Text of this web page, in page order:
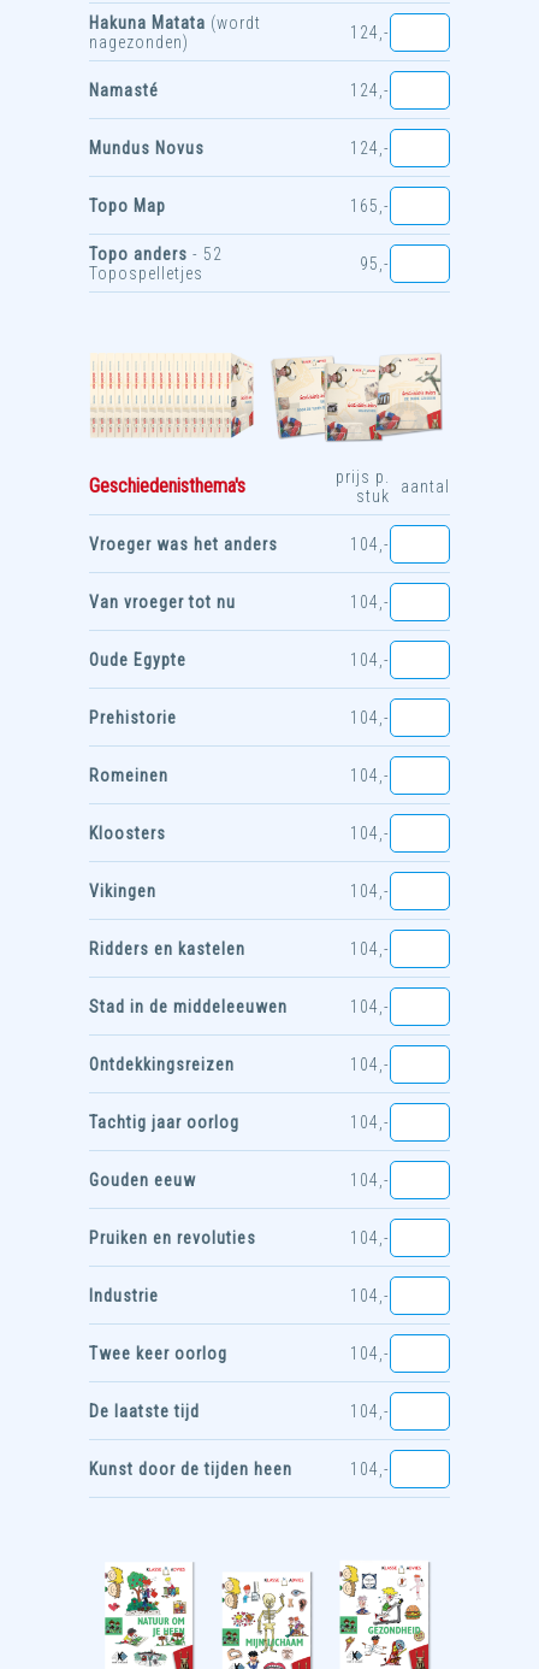
Hakuna Matata (wordt
nagezonden)
124,-
Namasté 124,-
Mundus Novus 124,-
Topo Map 165,-
Topo anders - 52
Topospelletjes
95,-
Geschiedenisthema's
prijs p.
stuk
aantal
Vroeger was het anders 104,-
Van vroeger tot nu 104,-
Oude Egypte 104,-
Prehistorie 104,-
Romeinen 104,-
Kloosters 104,-
Vikingen 104,-
Ridders en kastelen 104,-
Stad in de middeleeuwen 104,-
Ontdekkingsreizen 104,-
Tachtig jaar oorlog 104,-
Gouden eeuw 104,-
Pruiken en revoluties 104,-
Industrie 104,-
Twee keer oorlog 104,-
De laatste tijd 104,-
Kunst door de tijden heen 104,-